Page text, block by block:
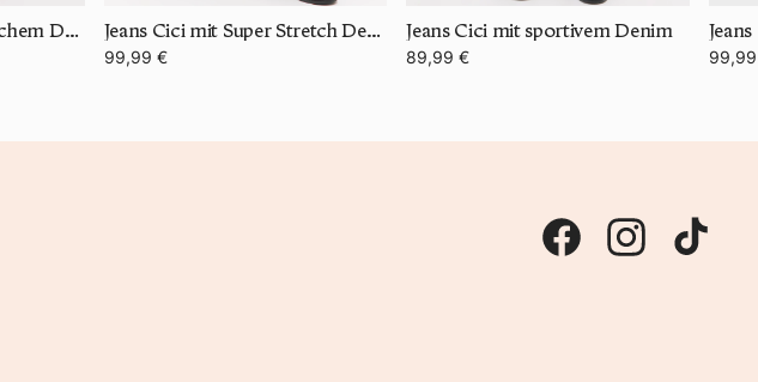
Jeans Cici mit authentischem Denim Jeans Cici mit Super Stretch Denim
99,99 €
Jeans Cici mit sportivem Denim
89,99 €